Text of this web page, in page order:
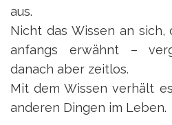
aus.
Nicht das Wissen an
anfangs erwähnt –
danach aber zeitlos.
Mit dem Wissen verhält
anderen Dingen im Leben.